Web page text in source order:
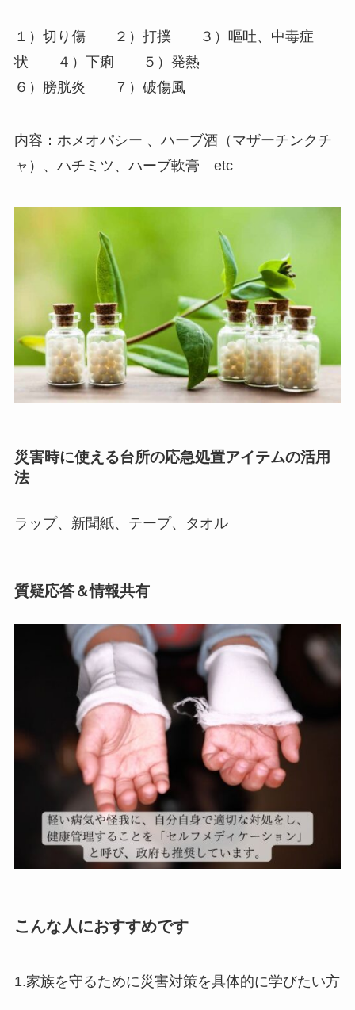
１）切り傷 ２）打撲 ３）嘔吐、中毒症
状 ４）下痢 ５）発熱
６）膀胱炎 ７）破傷風
内容：ホメオパシー 、ハーブ酒（マザーチンクチ
ャ）、ハチミツ、ハーブ軟膏 etc
災害時に使える台所の応急処置アイテムの活用
法
ラップ、新聞紙、テープ、タオル
質疑応答＆情報共有
こんな人におすすめです
1.家族を守るために災害対策を具体的に学びたい方